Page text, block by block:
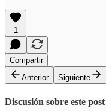
1
Compartir
Anterior
Siguiente
Discusión sobre este post